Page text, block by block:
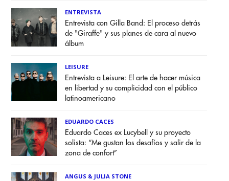
ENTREVISTA
Entrevista con Gilla Band: El proceso detrás
de "Giraffe" y sus planes de cara al nuevo
álbum
LEISURE
Entrevista a Leisure: El arte de hacer música
en libertad y su complicidad con el público
latinoamericano
EDUARDO CACES
Eduardo Caces ex Lucybell y su proyecto
solista: “Me gustan los desafíos y salir de la
zona de confort”
ANGUS & JULIA STONE